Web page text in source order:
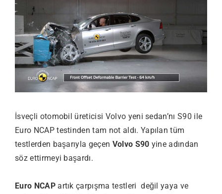
İsveçli otomobil üreticisi Volvo yeni sedan’nı S90 ile
Euro NCAP testinden tam not aldı. Yapılan tüm
testlerden başarıyla geçen Volvo S90 yine adından
söz ettirmeyi başardı.
Euro NCAPartık çarpışma testleri değil yaya ve